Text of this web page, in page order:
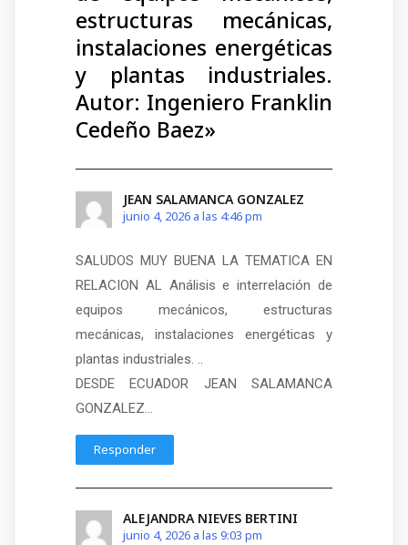
estructuras mecánicas,
instalaciones energéticas
y plantas industriales.
Autor: Ingeniero Franklin
Cedeño Baez»
JEAN SALAMANCA GONZALEZ
junio 4, 2026 a las 4:46 pm
SALUDOS MUY BUENA LA TEMATICA EN
RELACION AL Análisis e interrelación de
equipos mecánicos, estructuras
mecánicas, instalaciones energéticas y
plantas industriales. ..
DESDE ECUADOR JEAN SALAMANCA
GONZALEZ…
Responder
ALEJANDRA NIEVES BERTINI
junio 4, 2026 a las 9:03 pm